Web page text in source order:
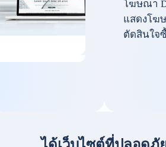
โฆษณา
แสดงโฆ
ตัดสินใจ